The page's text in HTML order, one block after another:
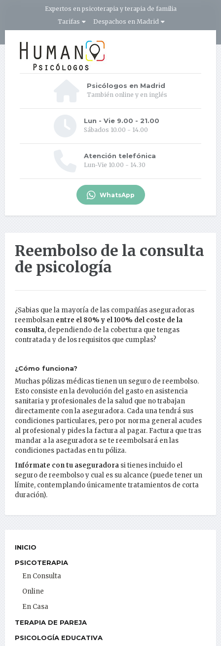
Expertos en psicoterapia y terapia de familia
Tarifas
Despachos en Madrid
Psicólogos en Madrid
También online y en inglés
Lun - Vie 9.00 - 21.00
Sábados 10.00 - 14.00
Atención telefónica
Lun-Vie 10.00 - 14.30
WhatsApp
Reembolso de la consulta
de psicología
¿Sabias que la mayoría de las compañías aseguradoras
reembolsan entre el 80% y el 100% del coste de la
consulta, dependiendo de la cobertura que tengas
contratada y de los requisitos que cumplas?
¿Cómo funciona?
Muchas pólizas médicas tienen un seguro de reembolso.
Esto consiste en la devolución del gasto en asistencia
sanitaria y profesionales de la salud que no trabajan
directamente con la aseguradora. Cada una tendrá sus
condiciones particulares, pero por norma general acudes
al profesional y pides la factura al pagar. Factura que tras
mandar a la aseguradora se te reembolsará en las
condiciones pactadas en tu póliza.
Infórmate con tu aseguradora si tienes incluido el
seguro de reembolso y cual es su alcance (puede tener un
límite, contemplando únicamente tratamientos de corta
duración).
INICIO
PSICOTERAPIA
En Consulta
Online
En Casa
TERAPIA DE PAREJA
PSICOLOGÍA EDUCATIVA